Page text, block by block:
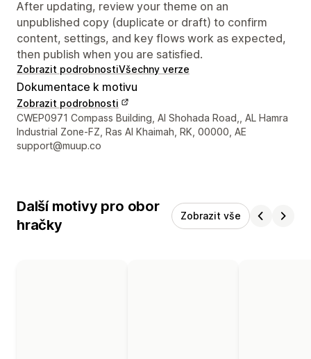
After updating, review your theme on an
unpublished copy (duplicate or draft) to confirm
content, settings, and key flows work as expected,
then publish when you are satisfied.
Zobrazit podrobnostiVšechny verze
Dokumentace k motivu
Zobrazit podrobnosti
Kontaktní údaje designéra
CWEP0971 Compass Building, Al Shohada Road,, AL Hamra
Industrial Zone-FZ, Ras Al Khaimah, RK, 00000, AE
support@muup.co
Další motivy pro obor
hračky
Zobrazit vše